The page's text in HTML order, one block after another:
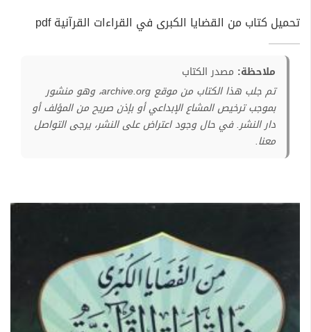
تحميل كتاب من القضايا الكبرى في القراءات القرآنية pdf
ملاحظة: مصدر الكتاب
تم جلب هذا الكتاب من موقع archive.org، وهو منشور
بموجب ترخيص المشاع الإبداعي أو بإذن صريح من المؤلف أو
دار النشر. في حال وجود اعتراض على النشر، يرجى التواصل
معنا.